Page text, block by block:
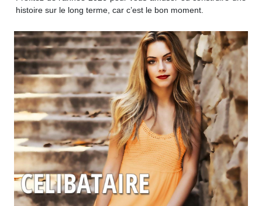
histoire sur le long terme, car c’est le bon moment.